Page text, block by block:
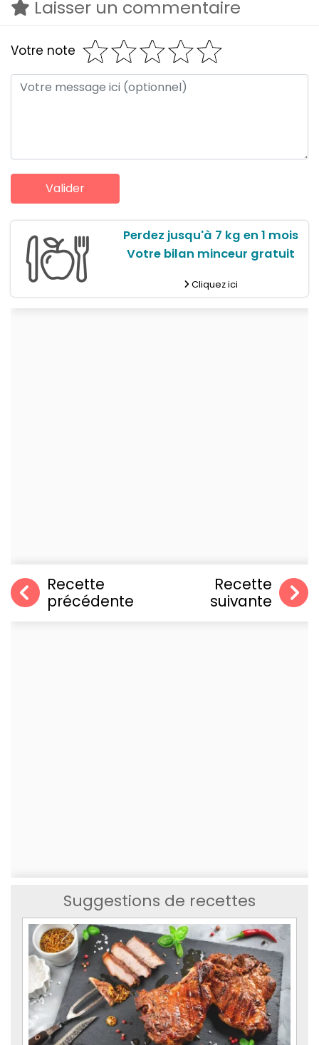
Laisser un commentaire
Votre note
Perdez jusqu'à 7 kg en 1 mois
Votre bilan minceur gratuit
Cliquez ici
Recette
précédente
Recette
suivante
Suggestions de recettes